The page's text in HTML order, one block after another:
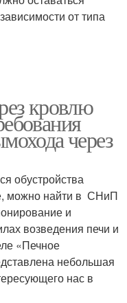
от типа
кровлю
через
обустройства
можно найти в СНиП
и
возведения печи и
«Печное
небольшая
нас в